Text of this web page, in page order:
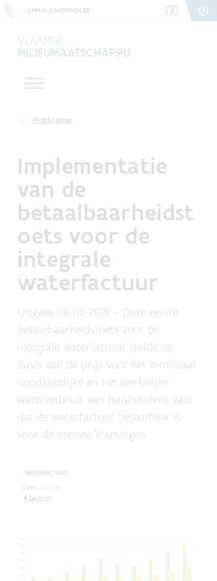
VMM.VLAANDEREN.BE
VLAAMSE
MILIEUMAATSCHAPPIJ
Publicaties
Implementatie
van de
betaalbaarheidst
oets voor de
integrale
waterfactuur
Uitgave 06-05-2019 – Deze eerste
betaalbaarheidstoets voor de
integrale waterfactuur stelde op
basis van de prijs voor het minimaal
noodzakelijke en het werkelijke
waterverbruik van huishoudens vast
dat de waterfactuur betaalbaar is
voor de meeste Vlamingen.
WATERFACTUUR
Deel online